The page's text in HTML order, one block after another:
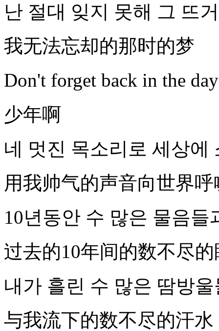
난 절대 잊지 못해 그 뜨
我无法忘却的那时的梦
Don't forget back in the
少年啊
네 멋진 목소리로 세상에
用我帅气的声音向世界呼
10년동안 수 많은 물음들
过去的10年间的数不尽
내가 흘린 수 많은 땀방
与我流下的数不尽的汗水